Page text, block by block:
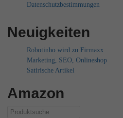
Datenschutzbestimmungen
Neuigkeiten
Robotinho wird zu Firmaxx
Marketing, SEO, Onlineshop
Satirische Artikel
Amazon